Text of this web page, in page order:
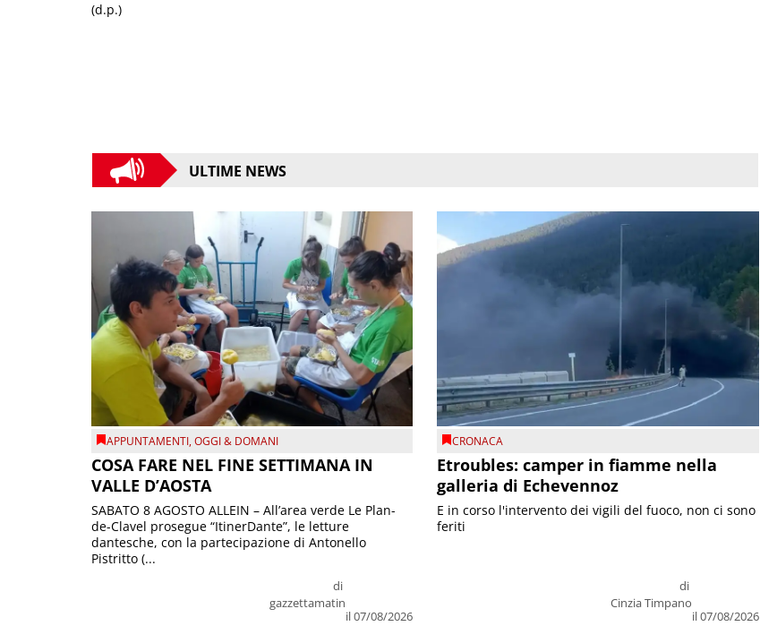
(d.p.)
ULTIME NEWS
APPUNTAMENTI,OGGI & DOMANI
COSA FARE NEL FINE SETTIMANA IN
VALLE D’AOSTA
di
gazzettamatin
il 07/08/2026
SABATO 8 AGOSTO ALLEIN – All’area verde Le Plan-
de-Clavel prosegue “ItinerDante”, le letture
dantesche, con la partecipazione di Antonello
Pistritto (...
CRONACA
Etroubles: camper in fiamme nella
galleria di Echevennoz
di
Cinzia Timpano
il 07/08/2026
E in corso l'intervento dei vigili del fuoco, non ci sono
feriti